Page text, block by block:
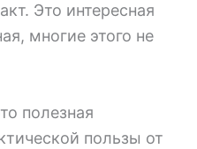
Это интересная
многие этого не
полезная
пользы от